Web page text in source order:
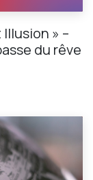
» –
du rêve